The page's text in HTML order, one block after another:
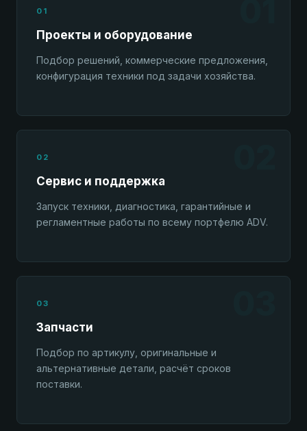
01
Проекты и оборудование
Подбор решений, коммерческие предложения,
конфигурация техники под задачи хозяйства.
02
Сервис и поддержка
Запуск техники, диагностика, гарантийные и
регламентные работы по всему портфелю ADV.
03
Запчасти
Подбор по артикулу, оригинальные и
альтернативные детали, расчёт сроков
поставки.